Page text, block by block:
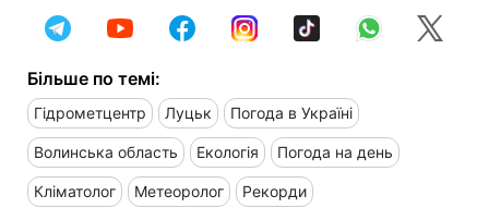
Більше по темі:
Гідрометцентр Луцьк Погода в Україні
Волинська область Екологія Погода на день
Кліматолог Метеоролог Рекорди